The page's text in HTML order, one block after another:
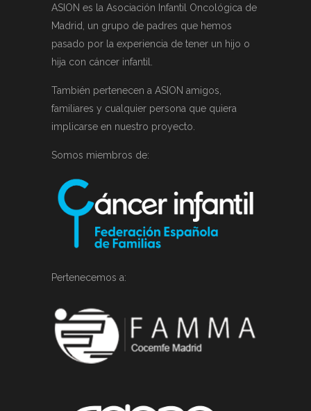
ASION es la Asociación Infantil Oncológica de
Madrid, un grupo de padres que hemos
pasado por la experiencia de tener un hijo o
hija con cáncer infantil.
También pertenecen a ASION amigos,
familiares y cualquier persona que quiera
implicarse en nuestro proyecto.
Somos miembros de:
Pertenecemos a: